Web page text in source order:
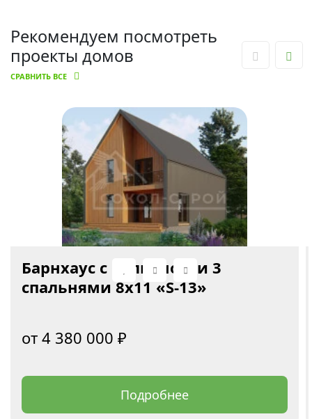
Рекомендуем посмотреть
проекты домов
СРАВНИТЬ ВСЕ
Барнхаус с балконом и 3
спальнями 8x11 «S-13»
4 380 000 ₽
Подробнее